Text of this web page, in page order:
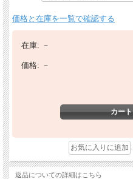
価格と在庫を一覧で確認する
在庫: －
価格: －
返品についての詳細はこちら